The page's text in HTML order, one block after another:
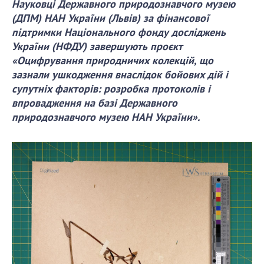
СТРУКТУРА
Президія НАН України
Апарат Президії
Секція фізико-технічних і математичних
наук
Секція суспільних і гуманітарних наук
Установи при Президії
Ради, комітети та комісії
Наукові центри МОН та НАН України
Громадські організації
Науковці Державного природознавчого музею
(ДПМ) НАН України (Львів) за фінансової
підтримки Національного фонду досліджень
України (НФДУ) завершують проєкт
«Оцифрування природничих колекцій, що
зазнали ушкодження внаслідок бойових дій і
супутніх факторів: розробка протоколів і
впровадження на базі Державного
природознавчого музею НАН України».